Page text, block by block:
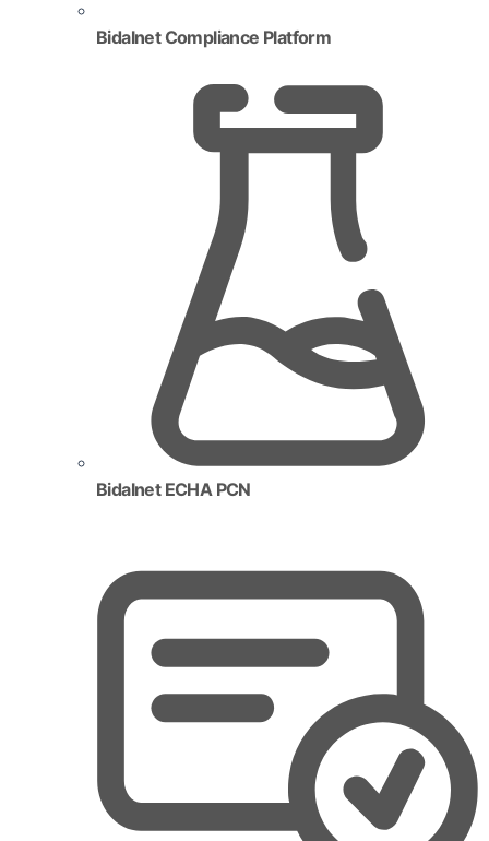
Bidalnet Compliance Platform
Bidalnet ECHA PCN